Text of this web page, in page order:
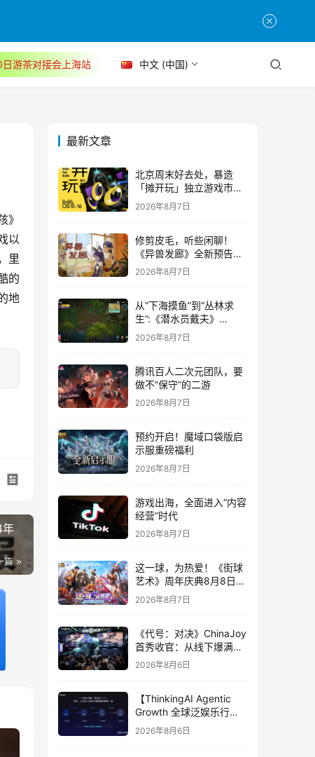
游茶对接会上海站 中文 (中国)
》
以
里
的
地
年
篇
最新文章
北京周末好去处，暴造
「摊开玩」独立游戏市集
正式开票！
2026年8月7日
修剪皮毛，听些闲聊！
《异兽发廊》全新预告与
Steam免费试玩公开
2026年8月7日
从“下海摸鱼”到“丛林求
生”:《潜水员戴夫》
DLC《丛林》移动端定档
8月14日
2026年8月7日
腾讯百人二次元团队，要
做不“保守”的二游
2026年8月7日
预约开启！魔域口袋版启
示服重磅福利
2026年8月7日
游戏出海，全面进入“内容
经营”时代
2026年8月7日
这一球，为热爱！《街球
艺术》周年庆典8月8日正
式上线，多重福利与全新
内容同步开启
2026年8月7日
《代号：对决》ChinaJoy
首秀收官：从线下爆满看
见玩家的真实期待
2026年8月6日
【ThinkingAI Agentic
Growth 全球泛娱乐行业
峰会】Agent 时代，人到
底负责什么
2026年8月6日